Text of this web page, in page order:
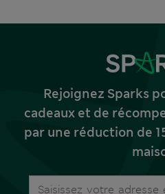
Rejoignez Sparks
cadeaux et de
par une réduction de